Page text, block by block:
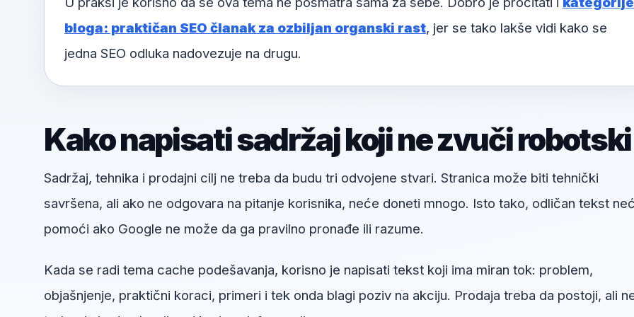
bloga: praktičan SEO članak za ozbiljan organski rast, jer se tako lakše vidi kako se
jedna SEO odluka nadovezuje na drugu.
Kako napisati sadržaj koji ne zvuči robotski
Sadržaj, tehnika i prodajni cilj ne treba da budu tri odvojene stvari. Stranica može biti tehnički
savršena, ali ako ne odgovara na pitanje korisnika, neće doneti mnogo. Isto tako, odličan tekst
pomoći ako Google ne može da ga pravilno pronađe ili razume.
Kada se radi tema cache podešavanja, korisno je napisati tekst koji ima miran tok: problem,
objašnjenje, praktični koraci, primeri i tek onda blagi poziv na akciju. Prodaja treba da postoji, ali